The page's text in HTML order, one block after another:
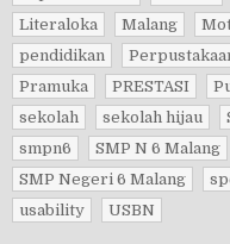
Literaloka
Malang
pendidikan
Pramuka
PRESTASI
sekolah
sekolah hijau
smpn6
SMP N 6 Malang
SMP Negeri 6 Malang
usability
USBN